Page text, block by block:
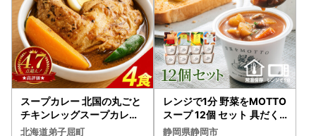
スープカレー 北国の丸ごと
チキンレッグスープカレー
4個 3739
北海道弟子屈町
レンジで1分 野菜をMOTTO
スープ 12個 セット 具だく
さんスープ 朝食 惣菜 国産
静岡県静岡市